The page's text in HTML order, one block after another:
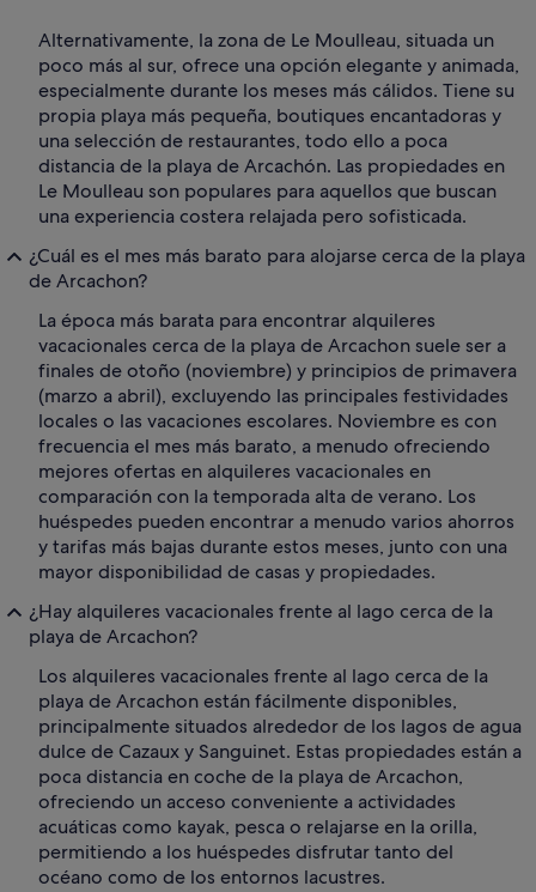
Alternativamente, la zona de Le Moulleau, situada un
poco más al sur, ofrece una opción elegante y animada,
especialmente durante los meses más cálidos. Tiene su
propia playa más pequeña, boutiques encantadoras y
una selección de restaurantes, todo ello a poca
distancia de la playa de Arcachón. Las propiedades en
Le Moulleau son populares para aquellos que buscan
una experiencia costera relajada pero sofisticada.
¿Cuál es el mes más barato para alojarse cerca de la playa
de Arcachon?
La época más barata para encontrar alquileres
vacacionales cerca de la playa de Arcachon suele ser a
finales de otoño (noviembre) y principios de primavera
(marzo a abril), excluyendo las principales festividades
locales o las vacaciones escolares. Noviembre es con
frecuencia el mes más barato, a menudo ofreciendo
mejores ofertas en alquileres vacacionales en
comparación con la temporada alta de verano. Los
huéspedes pueden encontrar a menudo varios ahorros
y tarifas más bajas durante estos meses, junto con una
mayor disponibilidad de casas y propiedades.
¿Hay alquileres vacacionales frente al lago cerca de la
playa de Arcachon?
Los alquileres vacacionales frente al lago cerca de la
playa de Arcachon están fácilmente disponibles,
principalmente situados alrededor de los lagos de agua
dulce de Cazaux y Sanguinet. Estas propiedades están a
poca distancia en coche de la playa de Arcachon,
ofreciendo un acceso conveniente a actividades
acuáticas como kayak, pesca o relajarse en la orilla,
permitiendo a los huéspedes disfrutar tanto del
océano como de los entornos lacustres.